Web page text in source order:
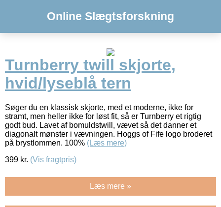
Online Slægtsforskning
Turnberry twill skjorte,
hvid/lyseblå tern
Søger du en klassisk skjorte, med et moderne, ikke for
stramt, men heller ikke for løst fit, så er Turnberry et rigtig
godt bud. Lavet af bomuldstwill, vævet så det danner et
diagonalt mønster i vævningen. Hoggs of Fife logo broderet
på brystlommen. 100% (Læs mere)
399 kr. (Vis fragtpris)
Læs mere »